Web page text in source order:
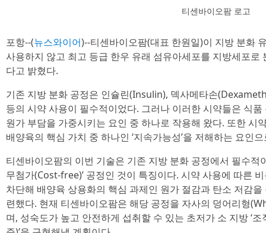
티센바이오팜 로고
포항--(뉴스와이어)--티센바이오팜(대표 한원일)이 지방 분화
사용하지 않고 최고 등급 한우 유래 섬유아세포를 지방세포
다고 밝혔다.
기존 지방 분화 공정은 인슐린(Insulin), 덱사메타손
등의 시약 사용이 필수적이었다. 그러나 이러한 시약들은 식
원가 부담을 가중시키는 요인 중 하나로 작용해 왔다. 또한 시
배양육의 핵심 가치 중 하나인 ‘지속가능성’을 저해하는 요인
티센바이오팜의 이번 기술은 기존 지방 분화 공정에서 필수적
무첨가(Cost-free)’ 공정인 것이 특징이다. 시약 사용에 따른
차단해 배양육 상용화의 핵심 과제인 원가 절감과 탄소 저감
련했다. 현재 티센바이오팜은 해당 공정을 자사의 덩어리형
며, 성숙도가 높고 안전하게 섭취할 수 있는 초저가 소 지방 ‘